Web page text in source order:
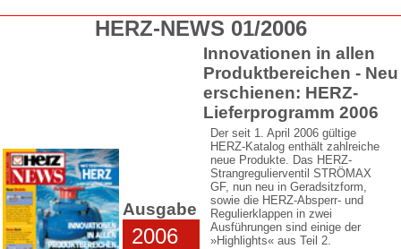
HERZ-NEWS 01/2006
Ausgabe
2006
Innovationen in allen
Produktbereichen - Neu
erschienen: HERZ-
Lieferprogramm 2006
Der seit 1. April 2006 gültige
HERZ-Katalog enthält zahlreiche
neue Produkte. Das HERZ-
Strangregulierventil STRÖMAX
GF, nun neu in Geradsitzform,
sowie die HERZ-Absperr- und
Regulierklappen in zwei
Ausführungen sind einige der
»Highlights« aus Teil 2.